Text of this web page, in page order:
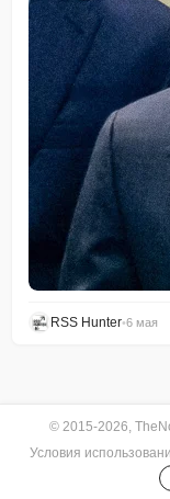
RSS Hunter•6 мая
© 2015-2026,
Условия